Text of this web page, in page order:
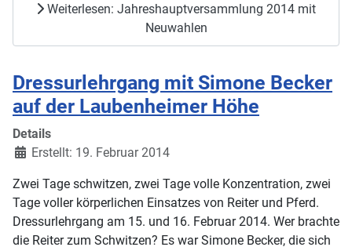
Weiterlesen: Jahreshauptversammlung 2014 mit
Neuwahlen
Dressurlehrgang mit Simone Becker
auf der Laubenheimer Höhe
Details
Erstellt: 19. Februar 2014
Zwei Tage schwitzen, zwei Tage volle Konzentration, zwei
Tage voller körperlichen Einsatzes von Reiter und Pferd.
Dressurlehrgang am 15. und 16. Februar 2014. Wer brachte
die Reiter zum Schwitzen? Es war Simone Becker, die sich